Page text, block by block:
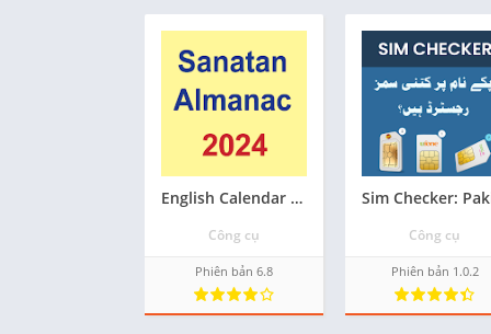
English Calendar 2024
Công cụ
Phiên bản 6.8
Công cụ
Phiên bản 1.0.2